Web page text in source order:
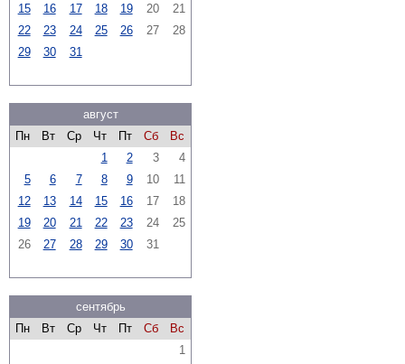
15
16 17 18 19 20
21
22
23 24 25 26 27
28
29
30 31
август
Пн
Вт Ср Чт Пт Сб
Вс
1
2 3
4
5
6 7 8 9 10
11
12
13 14 15 16 17
18
19
20 21 22 23 24
25
26
27 28 29 30 31
сентябрь
Пн
Вт Ср Чт Пт Сб
Вс
1